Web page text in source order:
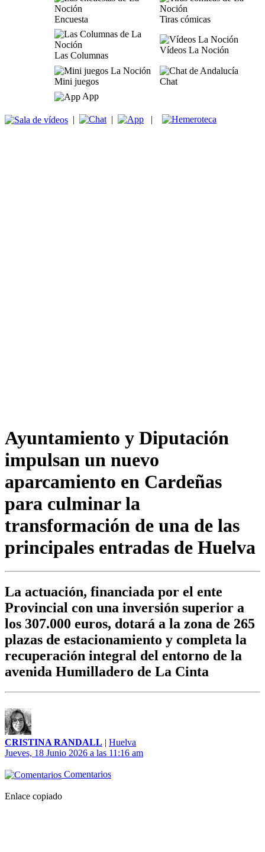
Encuesta Tiras cómicas
Las Columnas
Vídeos La Noción
Mini juegos
Chat
App
| | |
Ayuntamiento y Diputación
impulsan un nuevo
aparcamiento en Cardeñas
para culminar la
transformación de una de las
principales entradas de Huelva
La actuación, financiada por el ente
Provincial con una inversión superior a
los 307.000 euros, dotará a la zona de 265
plazas de estacionamiento y completa la
recuperación integral del entorno de la
avenida Humilladero de La Cinta
CRISTINA RANDALL | Huelva
Jueves, 18 Junio 2026 a las 11:16 am
Comentarios
Enlace copiado